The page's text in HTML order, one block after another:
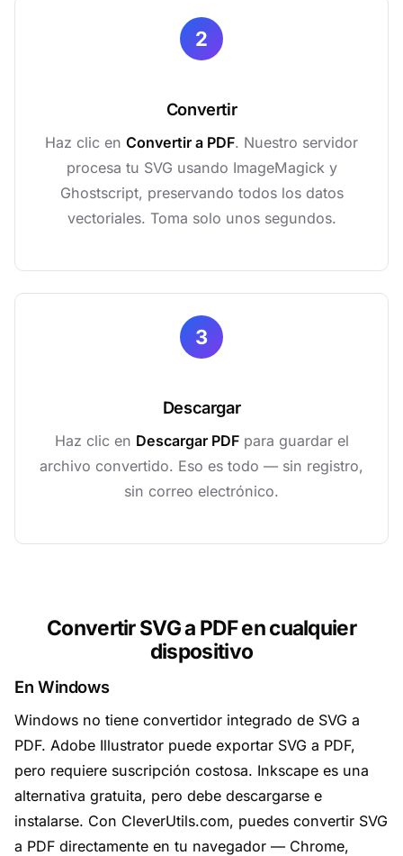
2
Convertir
Haz clic en Convertir a PDF. Nuestro servidor
procesa tu SVG usando ImageMagick y
Ghostscript, preservando todos los datos
vectoriales. Toma solo unos segundos.
3
Descargar
Haz clic en Descargar PDFpara guardar el
archivo convertido. Eso es todo — sin registro,
sin correo electrónico.
Convertir SVG a PDF en cualquier
dispositivo
En Windows
Windows no tiene convertidor integrado de SVG a
PDF. Adobe Illustrator puede exportar SVG a PDF,
pero requiere suscripción costosa. Inkscape es una
alternativa gratuita, pero debe descargarse e
instalarse. Con CleverUtils.com, puedes convertir SVG
a PDF directamente en tu navegador — Chrome,